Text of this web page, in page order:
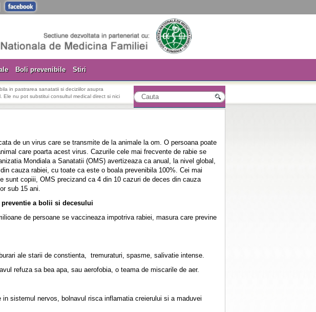
Boli prevenibile Stiri
in pastrarea sanatatii si deciziilor asupra
Ele nu pot substitui consultul medical direct si nici
de un virus care se transmite de la animale la om. O persoana poate
care poarta acest virus. Cazurile cele mai frecvente de rabie se
Mondiala a Sanatatii (OMS) avertizeaza ca anual, la nivel global,
cauza rabiei, cu toate ca este o boala prevenibila 100%. Cei mai
sunt copiii, OMS precizand ca 4 din 10 cazuri de deces din cauza
sub 15 ani.
a bolii si decesului
de persoane se vaccineaza impotriva rabiei, masura care previne
ale starii de constienta, tremuraturi, spasme, salivatie intense.
refuza sa bea apa, sau aerofobia, o teama de miscarile de aer.
sistemul nervos, bolnavul risca inflamatia creierului si a maduvei